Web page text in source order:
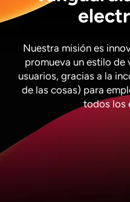
Nuestra misión es
promueva un estilo de
usuarios, gracias a la
de las cosas) para
todos los